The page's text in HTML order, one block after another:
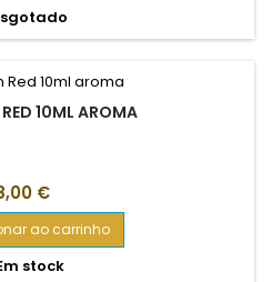
10ML AROMA
€
ao carrinho
stock